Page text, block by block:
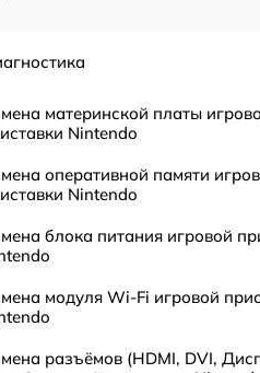
материнской платы
Nintendo
оперативной памяти
Nintendo
блока питания игровой
модуля Wi-Fi игровой
разъёмов (HDMI, DVI,